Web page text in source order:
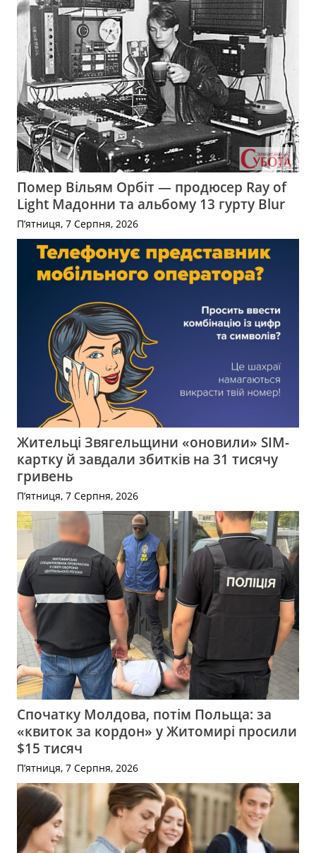
Помер Вільям Орбіт — продюсер Ray of
Light Мадонни та альбому 13 гурту Blur
П’ятниця, 7 Серпня, 2026
Жительці Звягельщини «оновили» SIM-
картку й завдали збитків на 31 тисячу
гривень
П’ятниця, 7 Серпня, 2026
Спочатку Молдова, потім Польща: за
«квиток за кордон» у Житомирі просили
$15 тисяч
П’ятниця, 7 Серпня, 2026